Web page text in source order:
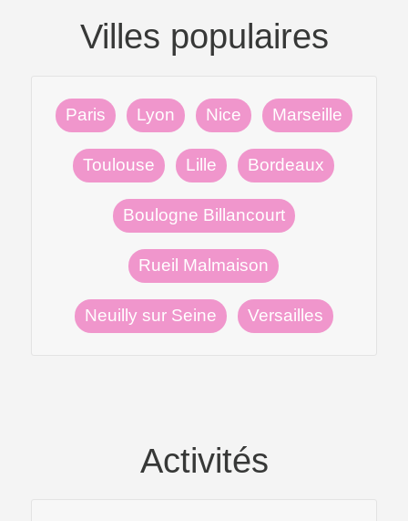
Villes populaires
Paris Lyon Nice Marseille
Toulouse Lille Bordeaux
Boulogne Billancourt
Rueil Malmaison
Neuilly sur Seine Versailles
Activités